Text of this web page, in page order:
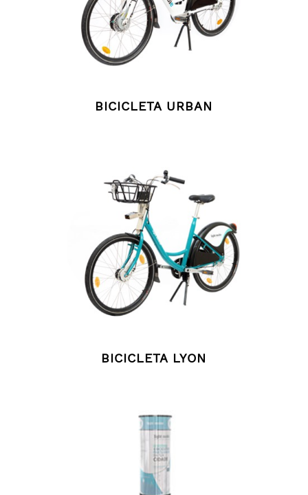
BICICLETA URBAN
BICICLETA LYON